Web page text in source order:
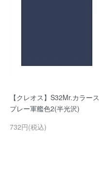
【クレオス】S32Mr.カラース
プレー軍艦色2(半光沢)
732円(税込)